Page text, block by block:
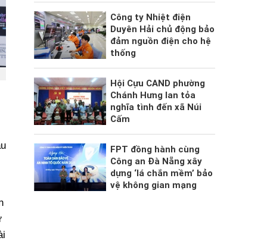
Công ty Nhiệt điện
Duyên Hải chủ động bảo
đảm nguồn điện cho hệ
thống
Hội Cựu CAND phường
Chánh Hưng lan tỏa
nghĩa tình đến xã Núi
Cấm
FPT đồng hành cùng
Công an Đà Nẵng xây
dựng ‘lá chắn mềm’ bảo
vệ không gian mạng